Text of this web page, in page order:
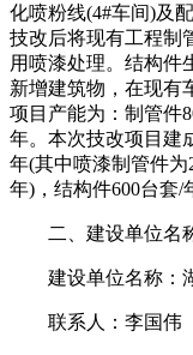
化喷粉线(4#车间)及
技改后将现有工程制
用喷漆处理。结构件
新增建筑物，在现有
项目产能为：制管件
年。本次技改项目建
年(其中喷漆制管件为
年)，结构件600台套/
二、建设单位名
建设单位名称：湖
联系人：李国伟